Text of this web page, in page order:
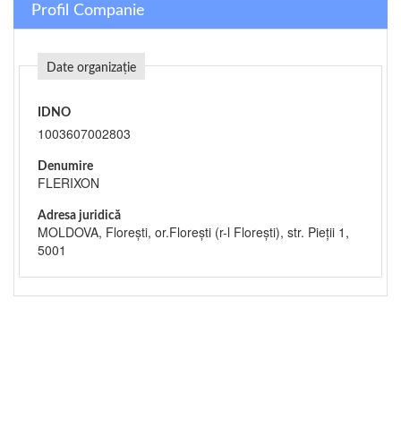
Profil Companie
Date organizație
IDNO
1003607002803
Denumire
FLERIXON
Adresa juridică
MOLDOVA, Floreşti, or.Floreşti (r-l Floreşti), str. Pieții 1,
5001